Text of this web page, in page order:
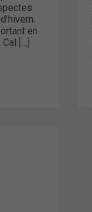
en
[…]